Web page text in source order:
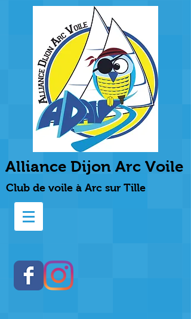
Alliance Dijon Arc Voile
Club de voile à Arc sur Tille